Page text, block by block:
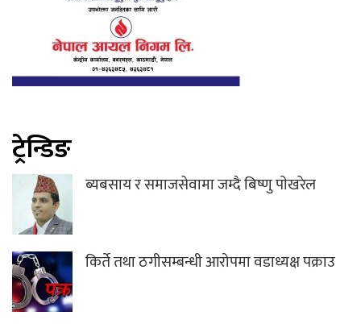
ट्रेन्डिङ
ब्यबसाय र समाजसेवामा जम्दै बिष्णु पाेखरेल
किर्ते तथा ठगीसम्बन्धी आरोपमा वडाध्यक्ष पक्राउ